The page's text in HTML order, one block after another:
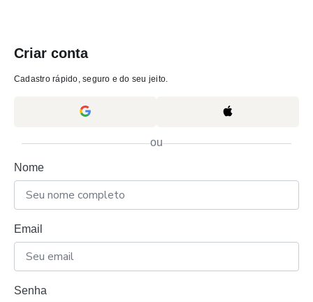
Criar conta
Cadastro rápido, seguro e do seu jeito.
ou
Nome
Email
Senha